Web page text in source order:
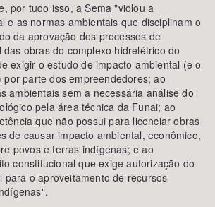
por tudo isso, a Sema "violou a
e as normas ambientais que disciplinam o
da aprovação dos processos de
obras do complexo hidrelétrico do
exigir o estudo de impacto ambiental (e o
por parte dos empreendedores; ao
ambientais sem a necessária análise do
pela área técnica da Funai; ao
que não possui para licenciar obras
de causar impacto ambiental, econômico,
povos e terras indígenas; e ao
constitucional que exige autorização do
para o aproveitamento de recursos